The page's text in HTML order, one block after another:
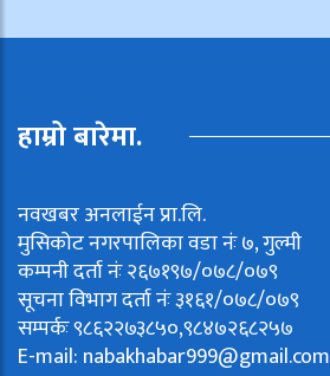
हाम्रो बारेमा.
नवखबर अनलाईन प्रा.लि.
मुसिकोट नगरपालिका वडा नंः ७, गुल्मी
कम्पनी दर्ता नंः २६७१९७/०७८/०७९
सूचना विभाग दर्ता नंः ३१६१/०७८/०७९
सम्पर्कः ९८६२२७३८५०,९८४७२६८२५७
E-mail: nabakhabar999@gmail.com